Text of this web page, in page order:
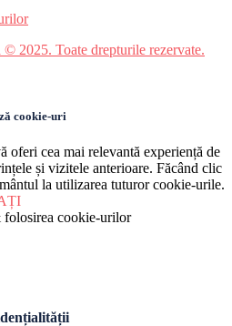
2025. Toate drepturile rezervate.
cookie-uri
oferi cea mai relevantă experiență de
și vizitele anterioare. Făcând clic
la utilizarea tuturor cookie-urile.
cookie-urilor